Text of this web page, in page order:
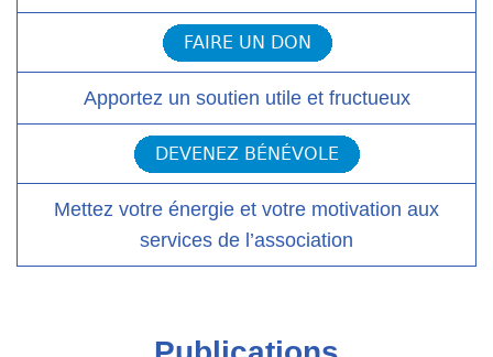
Apportez un soutien utile et fructueux
Mettez votre énergie et votre motivation aux
services de l’association